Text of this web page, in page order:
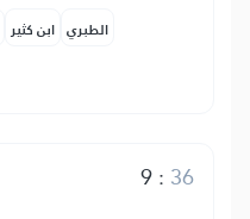
ابن كثير الطبري
9: 36